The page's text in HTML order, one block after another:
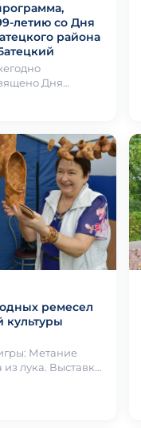
летию со Дня
района
Дня
района и
ремесел
культуры
из лука. Выставка
и